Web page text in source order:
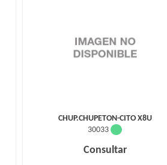
CHUP.CHUPETON-CITO X8U
30033
Consultar